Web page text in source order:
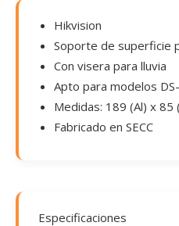
Hikvision
Soporte de superficie
Con visera para lluvia
Apto para modelos
Medidas: 189 (Al) x 85
Fabricado en SECC
Especificaciones